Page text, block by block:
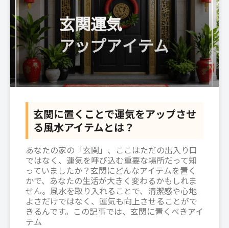
玄関に置くことで運気をアップさせ
る風水アイテムとは？
あなたの家の「玄関」、ここはただの出入り口
ではなく、運気を呼び込む重要な場所だって知
っていましたか？玄関にどんなアイテムを置く
かで、あなたの生活が大きく変わるかもしれま
せん。風水を取り入れることで、清潔感や心地
よさだけではなく、運気も向上させることがで
きるんです。この記事では、玄関に置くべきアイ
テム